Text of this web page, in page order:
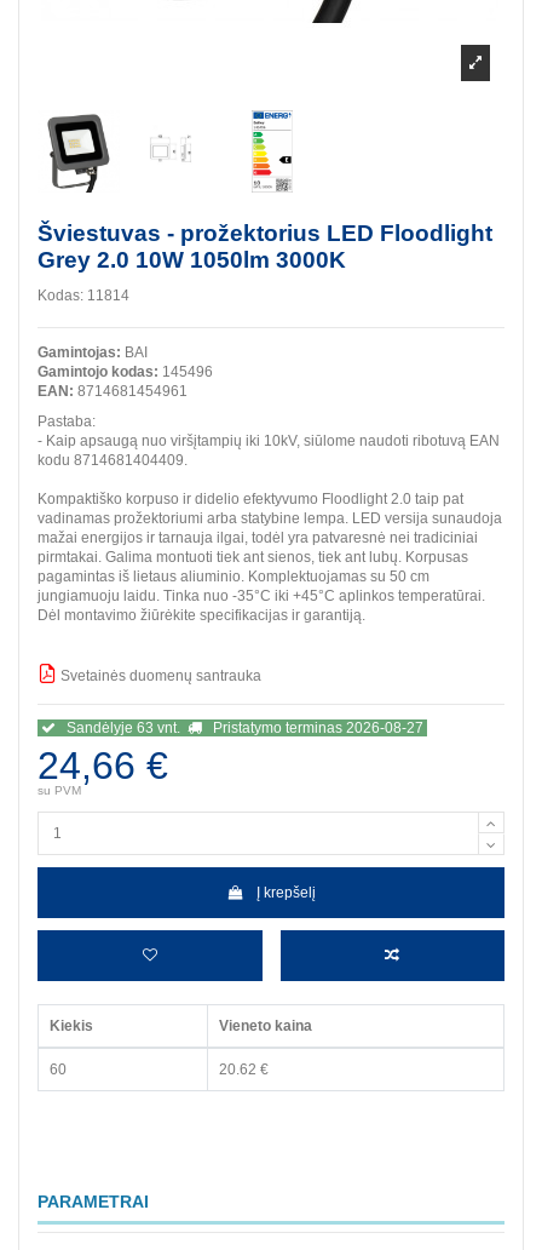
Šviestuvas - prožektorius LED Floodlight
Grey 2.0 10W 1050lm 3000K
Kodas: 11814
Gamintojas: BAI
Gamintojo kodas: 145496
EAN: 8714681454961
Pastaba:
- Kaip apsaugą nuo viršįtampių iki 10kV, siūlome naudoti ribotuvą EAN
kodu 8714681404409.
Kompaktiško korpuso ir didelio efektyvumo Floodlight 2.0 taip pat
vadinamas prožektoriumi arba statybine lempa. LED versija sunaudoja
mažai energijos ir tarnauja ilgai, todėl yra patvaresnė nei tradiciniai
pirmtakai. Galima montuoti tiek ant sienos, tiek ant lubų. Korpusas
pagamintas iš lietaus aliuminio. Komplektuojamas su 50 cm
jungiamuoju laidu. Tinka nuo -35°C iki +45°C aplinkos temperatūrai.
Dėl montavimo žiūrėkite specifikacijas ir garantiją.
Svetainės duomenų santrauka
Sandėlyje 63 vnt. Pristatymo terminas 2026-08-27
24,66 €
su PVM
Į krepšelį
Kiekis Vieneto kaina
60 20.62 €
PARAMETRAI